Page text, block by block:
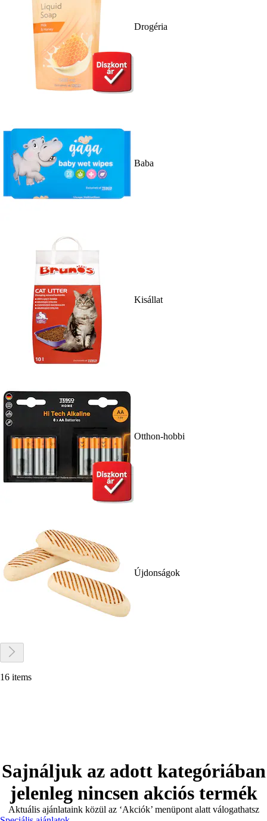
Drogéria
Baba
Kisállat
Otthon-hobbi
Újdonságok
16 items
Sajnáljuk az adott kategóriában
jelenleg nincsen akciós termék
Aktuális ajánlataink közül az ‘Akciók’ menüpont alatt válogathatsz